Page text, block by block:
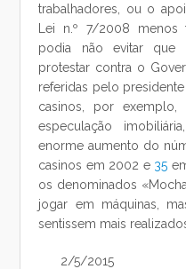
trabalhadores, ou o
Lei n.º 7/2008 menos
podia não evitar que
protestar contra o
referidas pelo
casinos, por
especulação
enorme aumento do
casinos em 2002 e 35
os denominados
jogar em máquinas,
sentissem mais
2/5/2015